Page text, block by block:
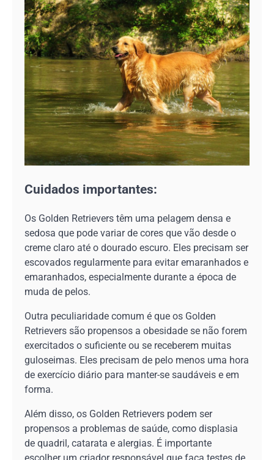
Cuidados importantes:
Os Golden Retrievers têm uma pelagem densa e
sedosa que pode variar de cores que vão desde o
creme claro até o dourado escuro. Eles precisam ser
escovados regularmente para evitar emaranhados e
emaranhados, especialmente durante a época de
muda de pelos.
Outra peculiaridade comum é que os Golden
Retrievers são propensos a obesidade se não forem
exercitados o suficiente ou se receberem muitas
guloseimas. Eles precisam de pelo menos uma hora
de exercício diário para manter-se saudáveis e em
forma.
Além disso, os Golden Retrievers podem ser
propensos a problemas de saúde, como displasia
de quadril, catarata e alergias. É importante